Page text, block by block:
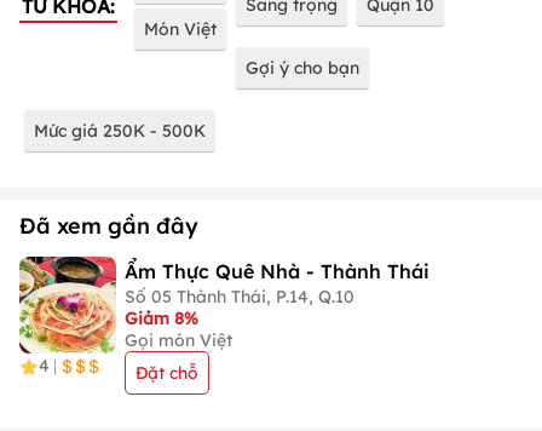
TỪ KHÓA:
Món Việt
Sang trọng Quận 10
Gợi ý cho bạn
Mức giá 250K - 500K
Đã xem gần đây
4 |
Ẩm Thực Quê Nhà - Thành Thái
Số 05 Thành Thái, P.14, Q.10
Giảm 8%
Gọi món Việt
Đặt chỗ